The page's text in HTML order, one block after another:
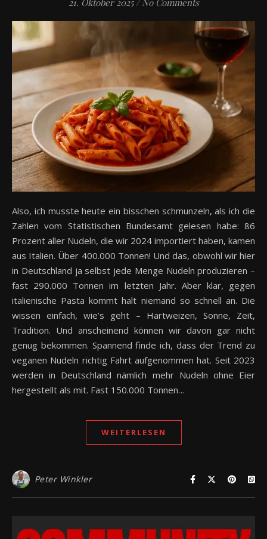
21. Oktober 2025 / No Comments
Also, ich musste heute ein bisschen schmunzeln, als ich die
Zahlen vom Statistischen Bundesamt gelesen habe: 86
Prozent aller Nudeln, die wir 2024 importiert haben, kamen
aus Italien. Über 400.000 Tonnen! Und das, obwohl wir hier
in Deutschland ja selbst jede Menge Nudeln produzieren –
fast 290.000 Tonnen im letzten Jahr. Aber klar, gegen
italienische Pasta kommt halt niemand so schnell an. Die
wissen einfach, wie’s geht – Hartweizen, Sonne, Zeit,
Tradition. Und anscheinend können wir davon gar nicht
genug bekommen. Spannend finde ich, dass der Trend zu
veganen Nudeln richtig Fahrt aufgenommen hat. Seit 2023
werden in Deutschland nämlich mehr Nudeln ohne Eier
hergestellt als mit. Fast 150.000 Tonnen…
WEITERLESEN
Peter Winkler